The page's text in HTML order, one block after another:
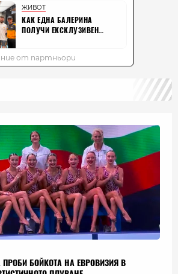
ПРОБИ БОЙКОТА НА ЕВРОВИЗИЯ В